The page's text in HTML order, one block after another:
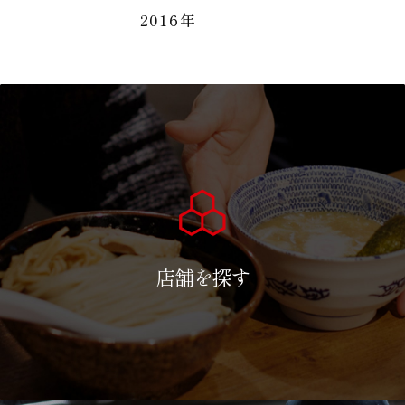
2016年
店舗を探す